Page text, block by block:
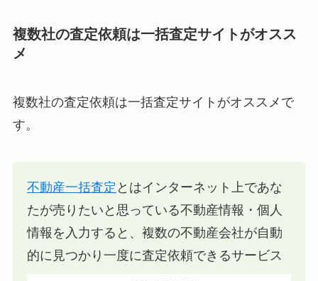
複数社の査定依頼は一括査定サイトがオスス
メ
複数社の査定依頼は一括査定サイトがオススメで
す。
不動産一括査定 とはインターネット上であな
たが売りたいと思っている不動産情報・個人
情報を入力すると、複数の不動産会社が自動
的に見つかり一度に査定依頼できるサービス